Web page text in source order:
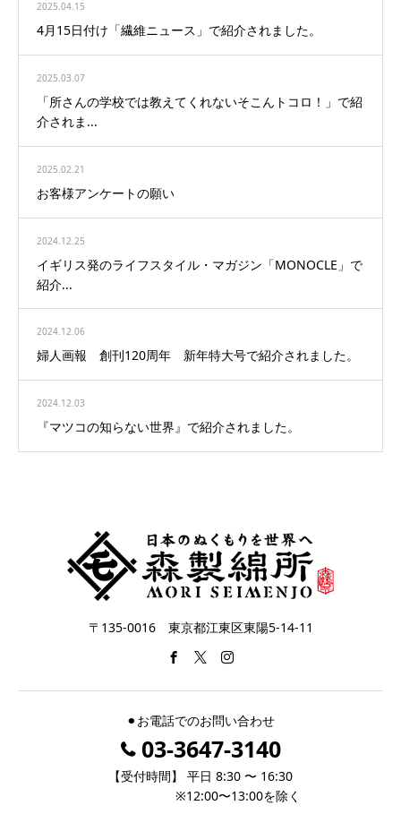
2025.04.15
4月15日付け「繊維ニュース」で紹介されました。
2025.03.07
「所さんの学校では教えてくれないそこんトコロ！」で紹
介されま...
2025.02.21
お客様アンケートの願い
2024.12.25
イギリス発のライフスタイル・マガジン「MONOCLE」で
紹介...
2024.12.06
婦人画報 創刊120周年 新年特大号で紹介されました。
2024.12.03
『マツコの知らない世界』で紹介されました。
〒135-0016 東京都江東区東陽5-14-11
⚫︎お電話でのお問い合わせ
03-3647-3140
【受付時間】 平日 8:30 〜 16:30
※12:00〜13:00を除く